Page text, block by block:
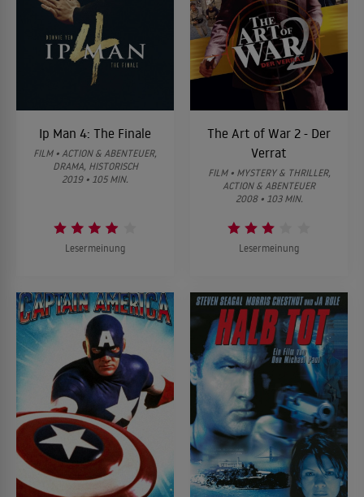
Ip Man 4: The Finale
FILM • ACTION & ABENTEUER,
DRAMA, HISTORISCH
2019 • 105 MIN.
Lesermeinung
The Art of War 2 - Der
Verrat
FILM • MYSTERY & THRILLER,
ACTION & ABENTEUER
2008 • 103 MIN.
Lesermeinung